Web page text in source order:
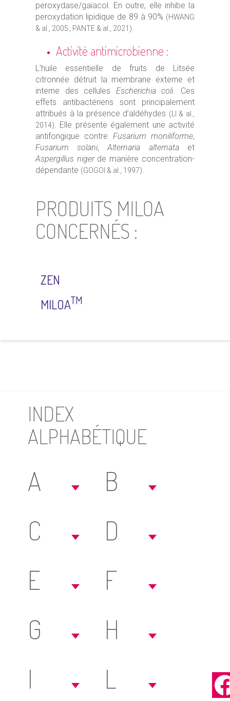
peroxydase/gaïacol. En outre, elle inhibe la
peroxydation lipidique de 89 à 90% (HWANG
& al., 2005 ; PANTE & al., 2021).
Activité antimicrobienne :
L’huile essentielle de fruits de Litsée
citronnée détruit la membrane externe et
interne des cellules Escherichia coli. Ces
effets antibactériens sont principalement
attribués à la présence d’aldéhydes (LI & al.,
2014). Elle présente également une activité
antifongique contre Fusarium moniliforme,
Fusarium solani,Alternaria alternataet
Aspergillus nigerde manière concentration-
dépendante (GOGOI & al., 1997).
PRODUITS MILOA
CONCERNÉS :
ZEN
MILOATM
INDEX
ALPHABÉTIQUE
A
B
C
D
E
F
G
H
I
L